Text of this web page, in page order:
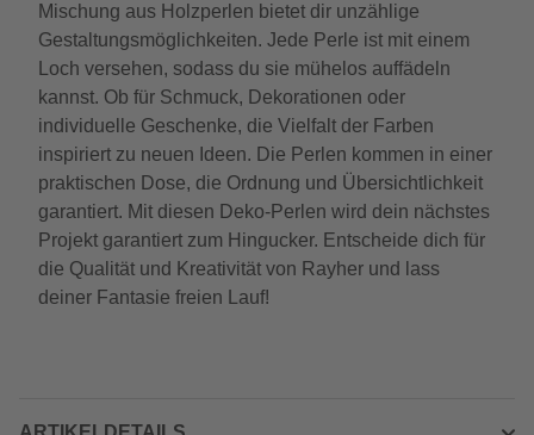
Mischung aus Holzperlen bietet dir unzählige
Gestaltungsmöglichkeiten. Jede Perle ist mit einem
Loch versehen, sodass du sie mühelos auffädeln
kannst. Ob für Schmuck, Dekorationen oder
individuelle Geschenke, die Vielfalt der Farben
inspiriert zu neuen Ideen. Die Perlen kommen in einer
praktischen Dose, die Ordnung und Übersichtlichkeit
garantiert. Mit diesen Deko-Perlen wird dein nächstes
Projekt garantiert zum Hingucker. Entscheide dich für
die Qualität und Kreativität von Rayher und lass
deiner Fantasie freien Lauf!